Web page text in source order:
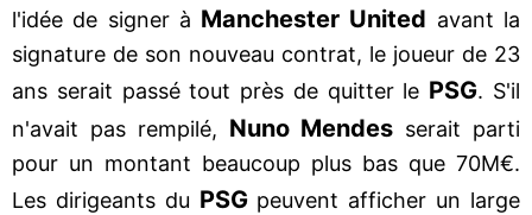
l'idée de signer à Manchester United avant la
signature de son nouveau contrat, le joueur de 23
ans serait passé tout près de quitter le PSG. S'il
n'avait pas rempilé, Nuno Mendes serait parti
pour un montant beaucoup plus bas que 70M€.
Les dirigeants du PSGpeuvent afficher un large